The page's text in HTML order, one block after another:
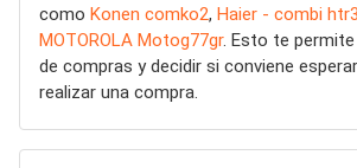
como Konen comko2, Haier - combi
MOTOROLA Motog77gr. Esto te
de compras y decidir si conviene
realizar una compra.